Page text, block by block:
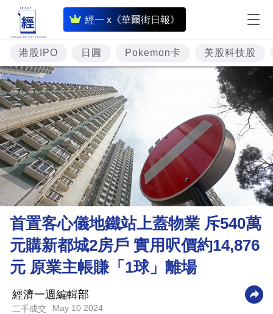
經一 x《華爾街日報》
即
時
財
經
專
題
投
資
樓
理
財
商
業
科
技
港股IPO 日圓 Pokemon卡 美股科技股
首置客心儀地鐵站上蓋物業 斥540萬
元購新都城2房戶 實用呎價約14,876
元 原業主帳賺「1球」離場
經濟一週編輯部
二手成交 May 10 2024